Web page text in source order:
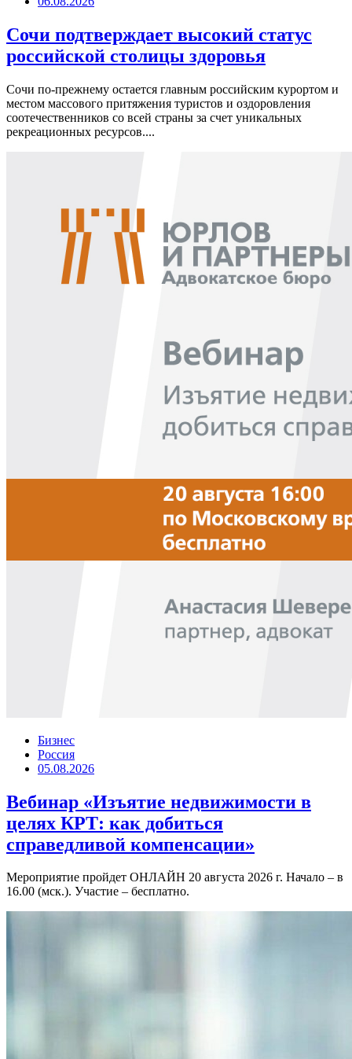
Сочи подтверждает высокий статус
российской столицы здоровья
Сочи по-прежнему остается главным российским курортом и
местом массового притяжения туристов и оздоровления
соотечественников со всей страны за счет уникальных
рекреационных ресурсов....
Бизнес
Россия
05.08.2026
Вебинар «Изъятие недвижимости в
целях КРТ: как добиться
справедливой компенсации»
Мероприятие пройдет ОНЛАЙН 20 августа 2026 г. Начало – в
16.00 (мск.). Участие – бесплатно.